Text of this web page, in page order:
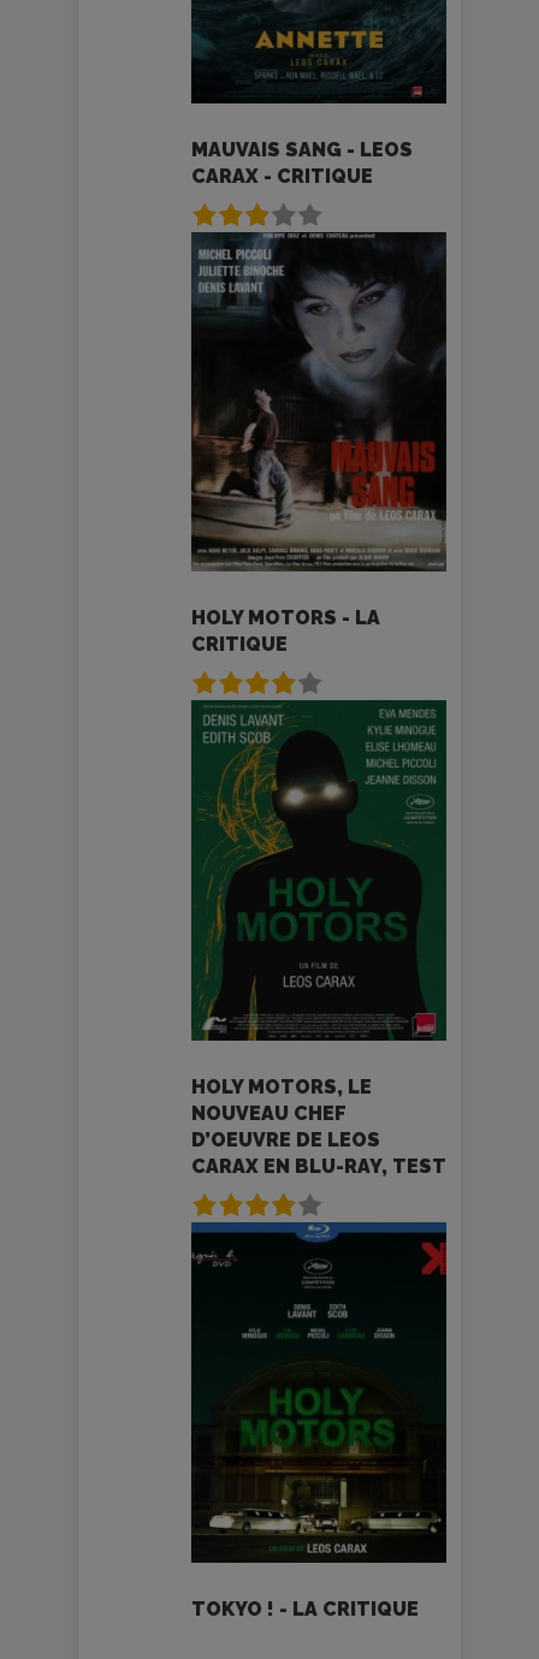
MAUVAIS SANG - LEOS
CARAX - CRITIQUE
HOLY MOTORS - LA
CRITIQUE
HOLY MOTORS, LE
NOUVEAU CHEF
D’OEUVRE DE LEOS
CARAX EN BLU-RAY, TEST
TOKYO ! - LA CRITIQUE